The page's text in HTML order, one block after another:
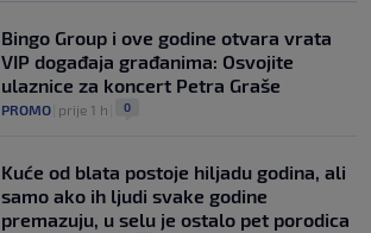
Bingo Group i ove godine otvara vrata
VIP događaja građanima: Osvojite
ulaznice za koncert Petra Graše
PROMO prije 1 h 0
Kuće od blata postoje hiljadu godina, ali
samo ako ih ljudi svake godine
premazuju, u selu je ostalo pet porodica